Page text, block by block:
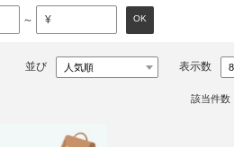
～ ¥ OK
並び 表示数
該当件数